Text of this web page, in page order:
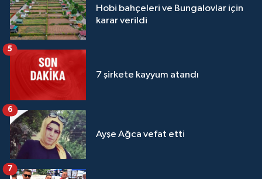
Hobi bahçeleri ve Bungalovlar için
karar verildi
7 şirkete kayyum atandı
5
Ayşe Ağca vefat etti
6
7